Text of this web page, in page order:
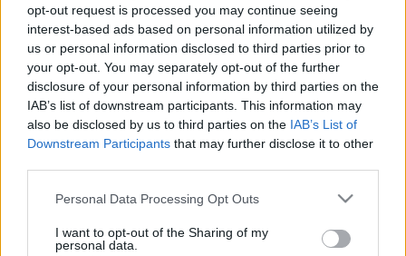
opt-out request is processed you may continue seeing
interest-based ads based on personal information utilized by
us or personal information disclosed to third parties prior to
your opt-out. You may separately opt-out of the further
disclosure of your personal information by third parties on the
IAB’s list of downstream participants. This information may
also be disclosed by us to third parties on the IAB’s List of
Downstream Participants that may further disclose it to other
Please note that this website/app uses one or more Google
not limited to your visit or usage behaviour. You may click to
grant or deny consent to Google and its third-party tags to
Personal Data Processing Opt Outs
I want to opt-out of the Sharing of my
personal data.
Kína és a NAÜ új szintre emeli a nukleáris technológia békés
célú együttműködését.